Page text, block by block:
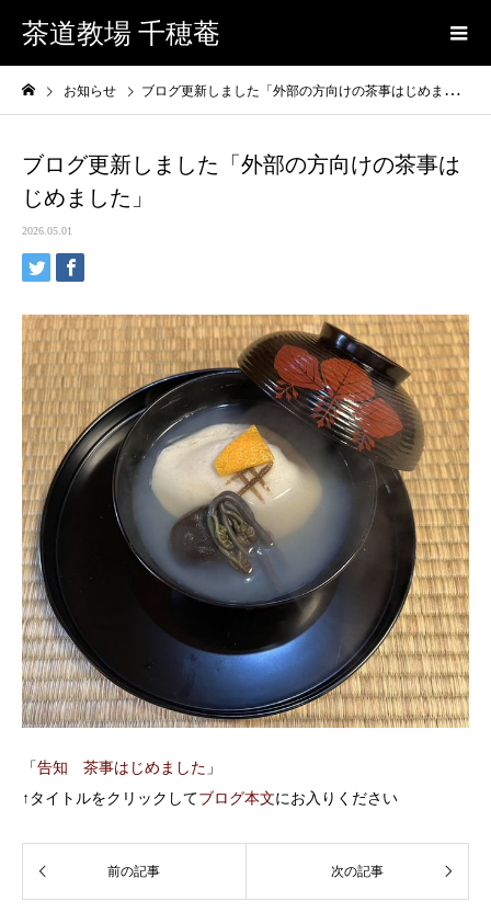
茶道教場 千穂菴
お知らせ ブログ更新しました「外部の方向けの茶事はじめました」
ブログ更新しました「外部の方向けの茶事は
じめました」
2026.05.01
「 告知 茶事はじめました 」
↑タイトルをクリックしてブログ本文にお入りください